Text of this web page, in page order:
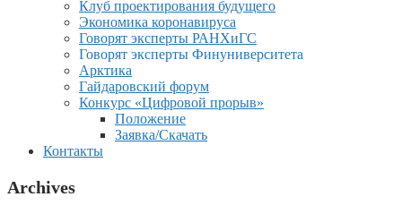
Клуб проектирования будущего
Экономика коронавируса
Говорят эксперты РАНХиГС
Говорят эксперты Финуниверситета
Арктика
Гайдаровский форум
Конкурс «Цифровой прорыв»
Положение
Заявка/Скачать
Контакты
Archives